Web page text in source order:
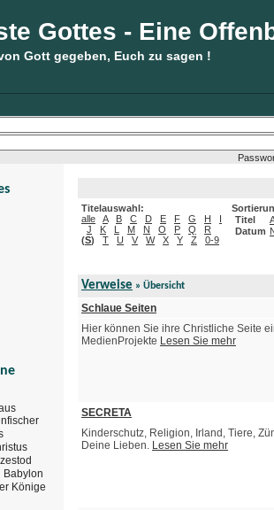
Gottes - Eine
Gott gegeben, Euch zu sagen !
Babylon
Könige
Titelauswahl:
alle
A B C D E F G H
I
J
K L M N O P Q
R
(S) T U V W X Y Z 0-9
Titel
Datum
Verweise » Übersicht
Schlaue Seiten
Hier können Sie ihre Christliche Seite
MedienProjekte Lesen Sie mehr
SECRETA
Kinderschutz, Religion, Irland, Tiere,
Deine Lieben. Lesen Sie mehr